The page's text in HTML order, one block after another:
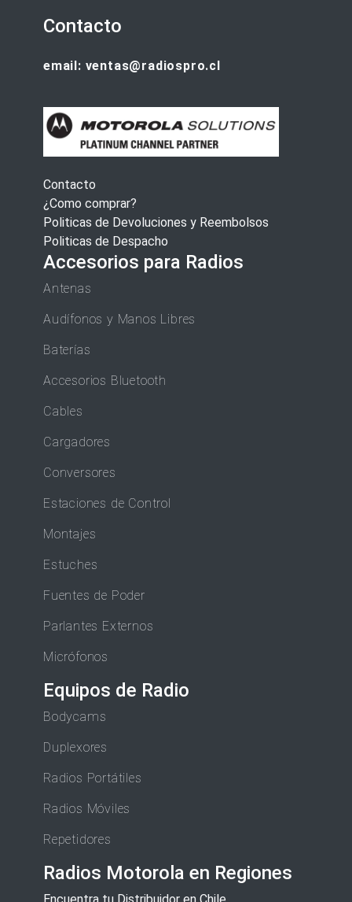
Contacto
email: ventas@radiospro.cl
Contacto
¿Como comprar?
Politicas de Devoluciones y Reembolsos
Politicas de Despacho
Accesorios para Radios
Antenas
Audífonos y Manos Libres
Baterías
Accesorios Bluetooth
Cables
Cargadores
Conversores
Estaciones de Control
Montajes
Estuches
Fuentes de Poder
Parlantes Externos
Micrófonos
Equipos de Radio
Bodycams
Duplexores
Radios Portátiles
Radios Móviles
Repetidores
Radios Motorola en Regiones